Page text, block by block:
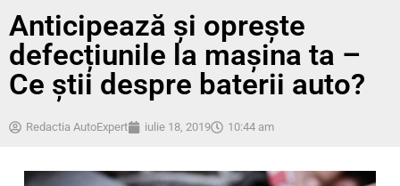
Anticipează și oprește
defecțiunile la mașina ta –
Ce știi despre baterii auto?
Redactia AutoExpert iulie 18, 2019 10:44 am